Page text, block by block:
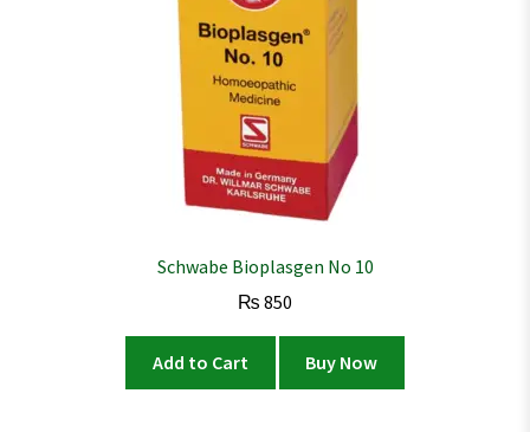
Schwabe Bioplasgen No 10
₨ 850
Add to Cart Buy Now